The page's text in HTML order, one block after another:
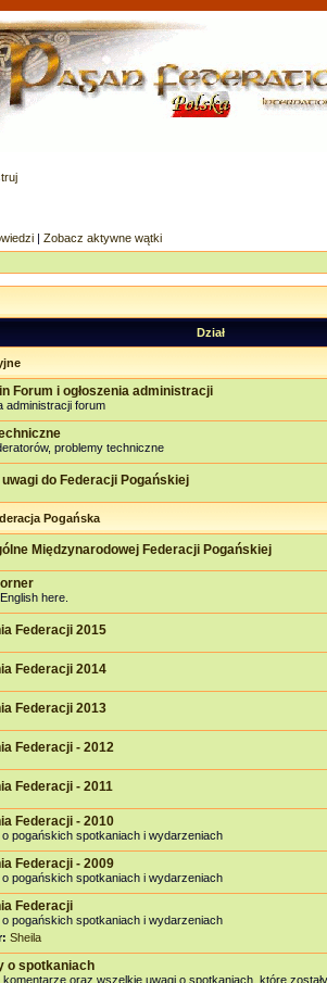
| Zobacz aktywne wątki
Dział
Forum i ogłoszenia administracji
administracji forum
problemy techniczne
do Federacji Pogańskiej
Pogańska
Międzynarodowej Federacji Pogańskiej
here.
Federacji 2015
Federacji 2014
Federacji 2013
Federacji - 2012
Federacji - 2011
Federacji - 2010
o pogańskich spotkaniach i wydarzeniach
Federacji - 2009
o pogańskich spotkaniach i wydarzeniach
Federacji
o pogańskich spotkaniach i wydarzeniach
Sheila
o spotkaniach
komentarze oraz wszelkie uwagi o spotkaniach, które